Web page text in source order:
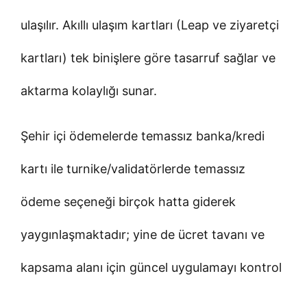
ulaşılır. Akıllı ulaşım kartları (Leap ve ziyaretçi
kartları) tek binişlere göre tasarruf sağlar ve
aktarma kolaylığı sunar.
Şehir içi ödemelerde temassız banka/kredi
kartı ile turnike/validatörlerde temassız
ödeme seçeneği birçok hatta giderek
yaygınlaşmaktadır; yine de ücret tavanı ve
kapsama alanı için güncel uygulamayı kontrol